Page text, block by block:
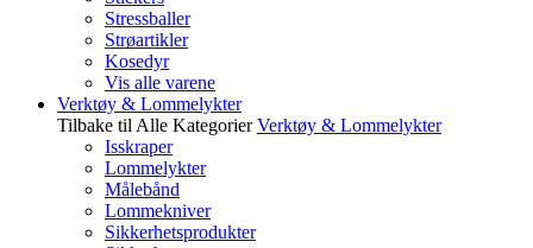
Stressballer
Strøartikler
Kosedyr
Vis alle varene
Verktøy & Lommelykter
Tilbake til Alle Kategorier Verktøy & Lommelykter
Isskraper
Lommelykter
Målebånd
Lommekniver
Sikkerhetsprodukter